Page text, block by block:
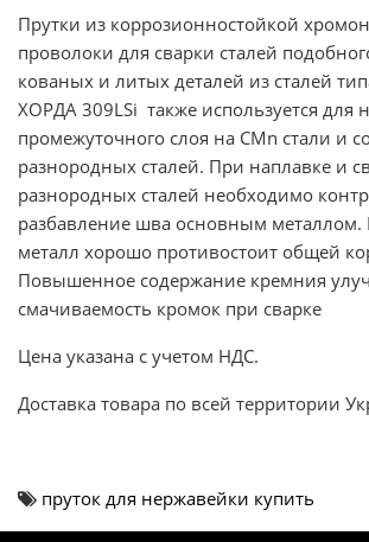
Прутки из коррозионностойкой
проволоки для сварки сталей
кованых и литых деталей из сталей
ХОРДА 309LSi также используется для
промежуточного слоя на СMn стали и
разнородных сталей. При наплавке и
разнородных сталей необходимо
разбавление шва основным
металл хорошо противостоит общей
Повышенное содержание кремния
смачиваемость кромок при сварке
Цена указана с учетом НДС.
Доставка товара по всей территории
пруток для нержавейки купить